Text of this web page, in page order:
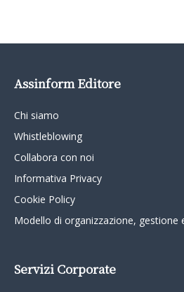
Assinform Editore
Chi siamo
Whistleblowing
Collabora con noi
Informativa Privacy
Cookie Policy
Modello di organizzazione, gestione
Servizi Corporate